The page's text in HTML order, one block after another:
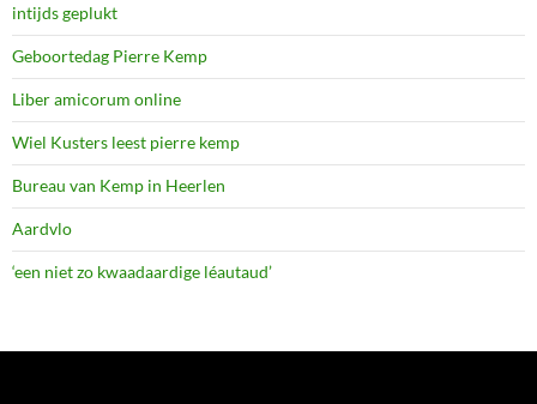
intijds geplukt
Geboortedag Pierre Kemp
Liber amicorum online
Wiel Kusters leest pierre kemp
Bureau van Kemp in Heerlen
Aardvlo
‘een niet zo kwaadaardige léautaud’